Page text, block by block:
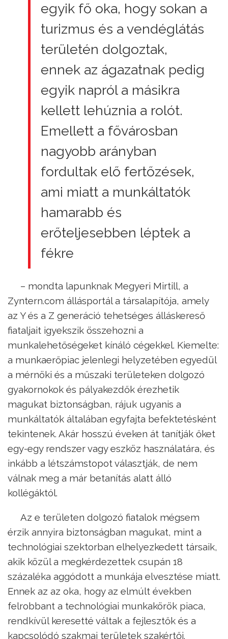
egyik fő oka, hogy sokan a
turizmus és a vendéglátás
területén dolgoztak,
ennek az ágazatnak pedig
egyik napról a másikra
kellett lehúznia a rolót.
Emellett a fővárosban
nagyobb arányban
fordultak elő fertőzések,
ami miatt a munkáltatók
hamarabb és
erőteljesebben léptek a
fékre
– mondta lapunknak Megyeri Mirtill, a
Zyntern.com állásportál a társalapítója, amely
az Y és a Z generáció tehetséges álláskereső
fiataljait igyekszik összehozni a
munkalehetőségeket kínáló cégekkel. Kiemelte:
a munkaerőpiac jelenlegi helyzetében egyedül
a mérnöki és a műszaki területeken dolgozó
gyakornokok és pályakezdők érezhetik
magukat biztonságban, rájuk ugyanis a
munkáltatók általában egyfajta befektetésként
tekintenek. Akár hosszú éveken át tanítják őket
egy-egy rendszer vagy eszköz használatára, és
inkább a létszámstopot választják, de nem
válnak meg a már betanítás alatt álló
kollégáktól.
Az e területen dolgozó fiatalok mégsem
érzik annyira biztonságban magukat, mint a
technológiai szektorban elhelyezkedett társaik,
akik közül a megkérdezettek csupán 18
százaléka aggódott a munkája elvesztése miatt.
Ennek az az oka, hogy az elmúlt években
felrobbant a technológiai munkakörök piaca,
rendkívül keresetté váltak a fejlesztők és a
kapcsolódó szakmai területek szakértői.